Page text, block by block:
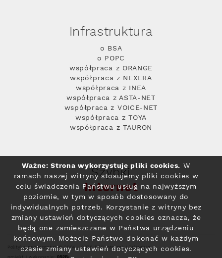
Infrastruktura
o BSA
o POPC
współpraca z ORANGE
współpraca z NEXERA
współpraca z INEA
współpraca z ASTA-NET
współpraca z VOICE-NET
współpraca z TOYA
współpraca z TAURON
Szybki
Internet
Polityka prywatności© 2004 - 2026 RFC Internet i Telewizja
Ważne: Strona wykorzystuje pliki cookies. W
ramach naszej witryny stosujemy pliki cookies w
celu świadczenia Państwu usług na najwyższym
poziomie, w tym w sposób dostosowany do
indywidualnych potrzeb. Korzystanie z witryny bez
zmiany ustawień dotyczących cookies oznacza, że
będą one zamieszczane w Państwa urządzeniu
końcowym. Możecie Państwo dokonać w każdym
czasie zmiany ustawień dotyczących cookies.